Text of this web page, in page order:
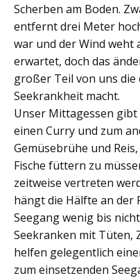
Scherben am Boden.
entfernt drei Meter
war und der Wind weht
erwartet, doch das
großer Teil von uns
Seekrankheit macht.
Unser Mittagessen gibt
einen Curry und zum
Gemüsebrühe und
Fische füttern zu
zeitweise vertreten
hängt die Hälfte an der
Seegang wenig bis
Seekranken mit Tüten,
helfen gelegentlich
zum einsetzenden